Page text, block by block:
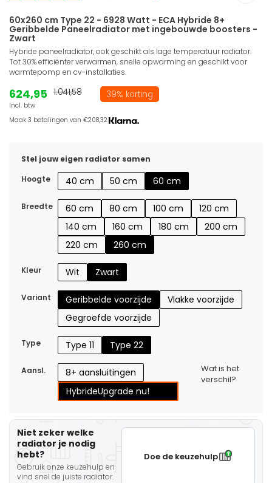
60x260 cm Type 22 - 6928 Watt - ECA Hybride 8+
Geribbelde Paneelradiator met ingebouwde boosters -
Zwart
Hybride paneelradiator, ook geschikt als lage temperatuur radiator.
Tot 30% efficiënter verwarmen, snelle opwarming en geschikt voor
warmtepomp en cv-installaties.
624,95
Incl. btw
1.041,58 39% korting
Maak 3 betalingen van €208,32.
Stel jouw eigen radiator samen
Hoogte
40 cm 50 cm 60 cm
Breedte 60 cm 80 cm 100 cm
120 cm
140 cm
160 cm 180 cm
200 cm
220 cm
260 cm
Kleur Wit Zwart
Variant Geribbelde voorzijde
Vlakke voorzijde
Gegroefde voorzijde
Type Type 11 Type 22
Aansl.
8+ aansluitingen
HybrideUpgrade nu!
Wat is het
verschil?
Niet zeker welke
radiator je nodig
hebt?
Gebruik onze keuzehulp en
vind snel de juiste radiator.
Doe de keuzehulp